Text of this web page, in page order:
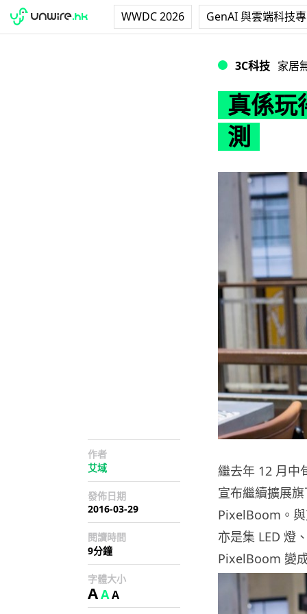
WWDC 2026 GenAI 與雲端科技
3C科技 家居
真係玩
測
作者
艾域
發佈日期
2016-03-29
閱讀時間
9分鐘
字體大小
AAA
繼去年 12 月中
宣布繼續擴展
PixelBoom。
亦是集 LED 燈
PixelBoom 變